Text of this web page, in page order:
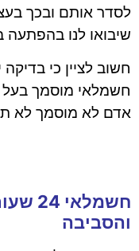
לסדר אותם ובכך
שיבואו לנו בהפתעה
חשוב לציין כי
חשמלאי מוסמך בעל
אדם לא מוסמך לא
והסביבה